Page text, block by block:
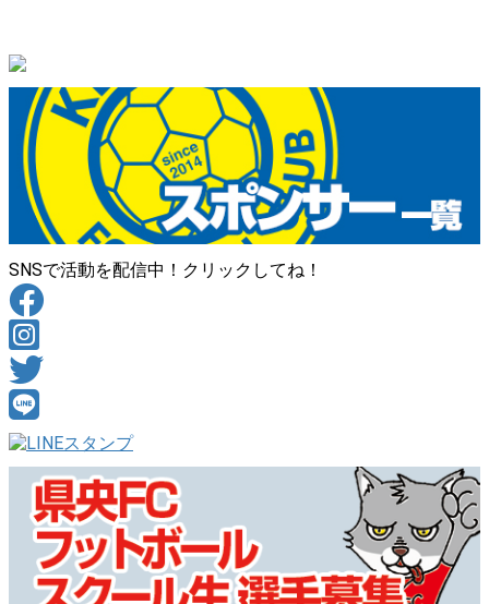
SNSで活動を配信中！クリックしてね！